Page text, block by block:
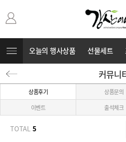
오늘의 행사상품 선물세트
커뮤니티
커뮤니
상품후기 상품문의
이벤트
출석체크
TOTAL 5